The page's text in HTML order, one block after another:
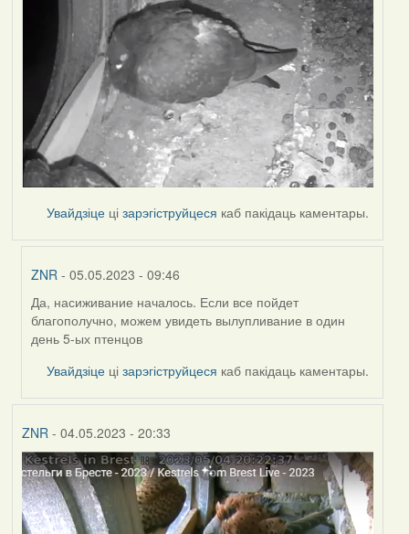
Увайдзіце цізарэгіструйцеся каб пакідаць каментары.
ZNR - 05.05.2023 - 09:46
In
reply
to
Да, насиживание началось. Если все пойдет
благополучно, можем увидеть вылупливание в один
день 5-ых птенцов
Увайдзіце цізарэгіструйцеся каб пакідаць каментары.
ZNR- 04.05.2023 - 20:33